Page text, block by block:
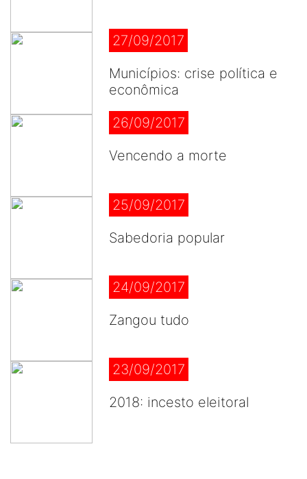
27/09/2017
Municípios: crise política e
econômica
26/09/2017
Vencendo a morte
25/09/2017
Sabedoria popular
24/09/2017
Zangou tudo
23/09/2017
2018: incesto eleitoral